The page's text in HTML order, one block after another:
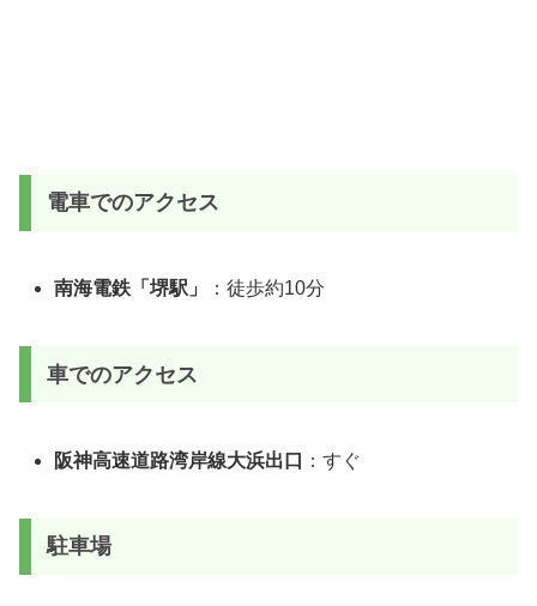
電車でのアクセス
南海電鉄「堺駅」 ：徒歩約10分
車でのアクセス
阪神高速道路湾岸線大浜出口 ：すぐ
駐車場